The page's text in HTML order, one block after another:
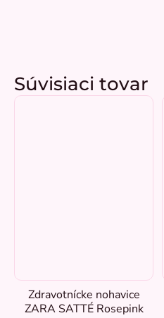
Súvisiaci tovar
Zdravotnícke nohavice
ZARA SATTÉ Rosepink